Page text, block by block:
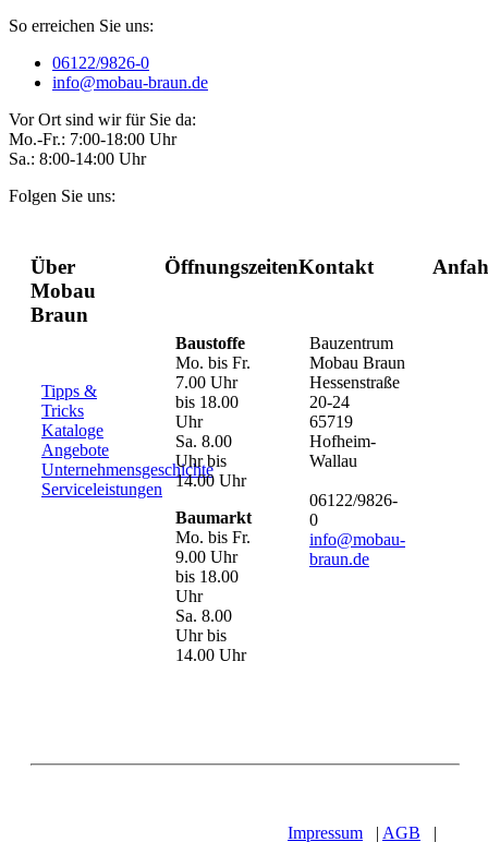
So erreichen Sie uns:
06122/9826-0
info@mobau-braun.de
Vor Ort sind wir für Sie da:
Mo.-Fr.: 7:00-18:00 Uhr
Sa.: 8:00-14:00 Uhr
Folgen Sie uns:
Über
Mobau
Braun
Tipps &
Tricks
Kataloge
Angebote
Unternehmensgeschichte
Serviceleistungen
Öffnungszeiten
Baustoffe
Mo. bis Fr.
7.00 Uhr
bis 18.00
Uhr
Sa. 8.00
Uhr bis
14.00 Uhr
Baumarkt
Mo. bis Fr.
9.00 Uhr
bis 18.00
Uhr
Sa. 8.00
Uhr bis
14.00 Uhr
Kontakt
Bauzentrum
Mobau Braun
Hessenstraße
20-24
65719
Hofheim-
Wallau
06122/9826-
0
info@mobau-
braun.de
Impressum | AGB
|